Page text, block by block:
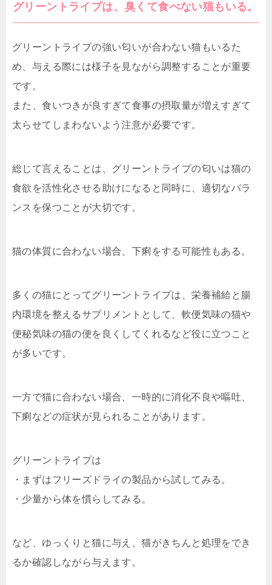
グリーントライプは、臭くて食べない猫もいる。
グリーントライプの強い匂いが合わない猫もいるた
め、与える際には様子を見ながら調整することが重要
です。
また、食いつきが良すぎて食事の摂取量が増えすぎて
太らせてしまわないよう注意が必要です。
総じて言えることは、グリーントライプの匂いは猫の
食欲を活性化させる助けになると同時に、適切なバラ
ンスを保つことが大切です。
猫の体質に合わない場合、下痢をする可能性もある。
多くの猫にとってグリーントライプは、栄養補給と腸
内環境を整えるサプリメントとして、軟便気味の猫や
便秘気味の猫の便を良くしてくれるなど役に立つこと
が多いです。
一方で猫に合わない場合、一時的に消化不良や嘔吐、
下痢などの症状が見られることがあります。
グリーントライプは
・まずはフリーズドライの製品から試してみる。
・少量から体を慣らしてみる。
など、ゆっくりと猫に与え、猫がきちんと処理をでき
るか確認しながら与えます。